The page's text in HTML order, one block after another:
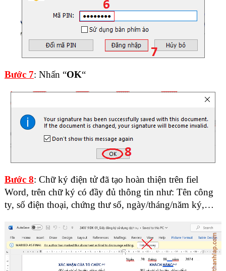
Bước 7: Nhấn “OK“
Bước 8: Chữ ký điện tử đã tạo hoàn thiện trên fiel
Word, trên chữ ký có đầy đủ thông tin như: Tên công
ty, số điện thoại, chứng thư số, ngày/tháng/năm ký,…